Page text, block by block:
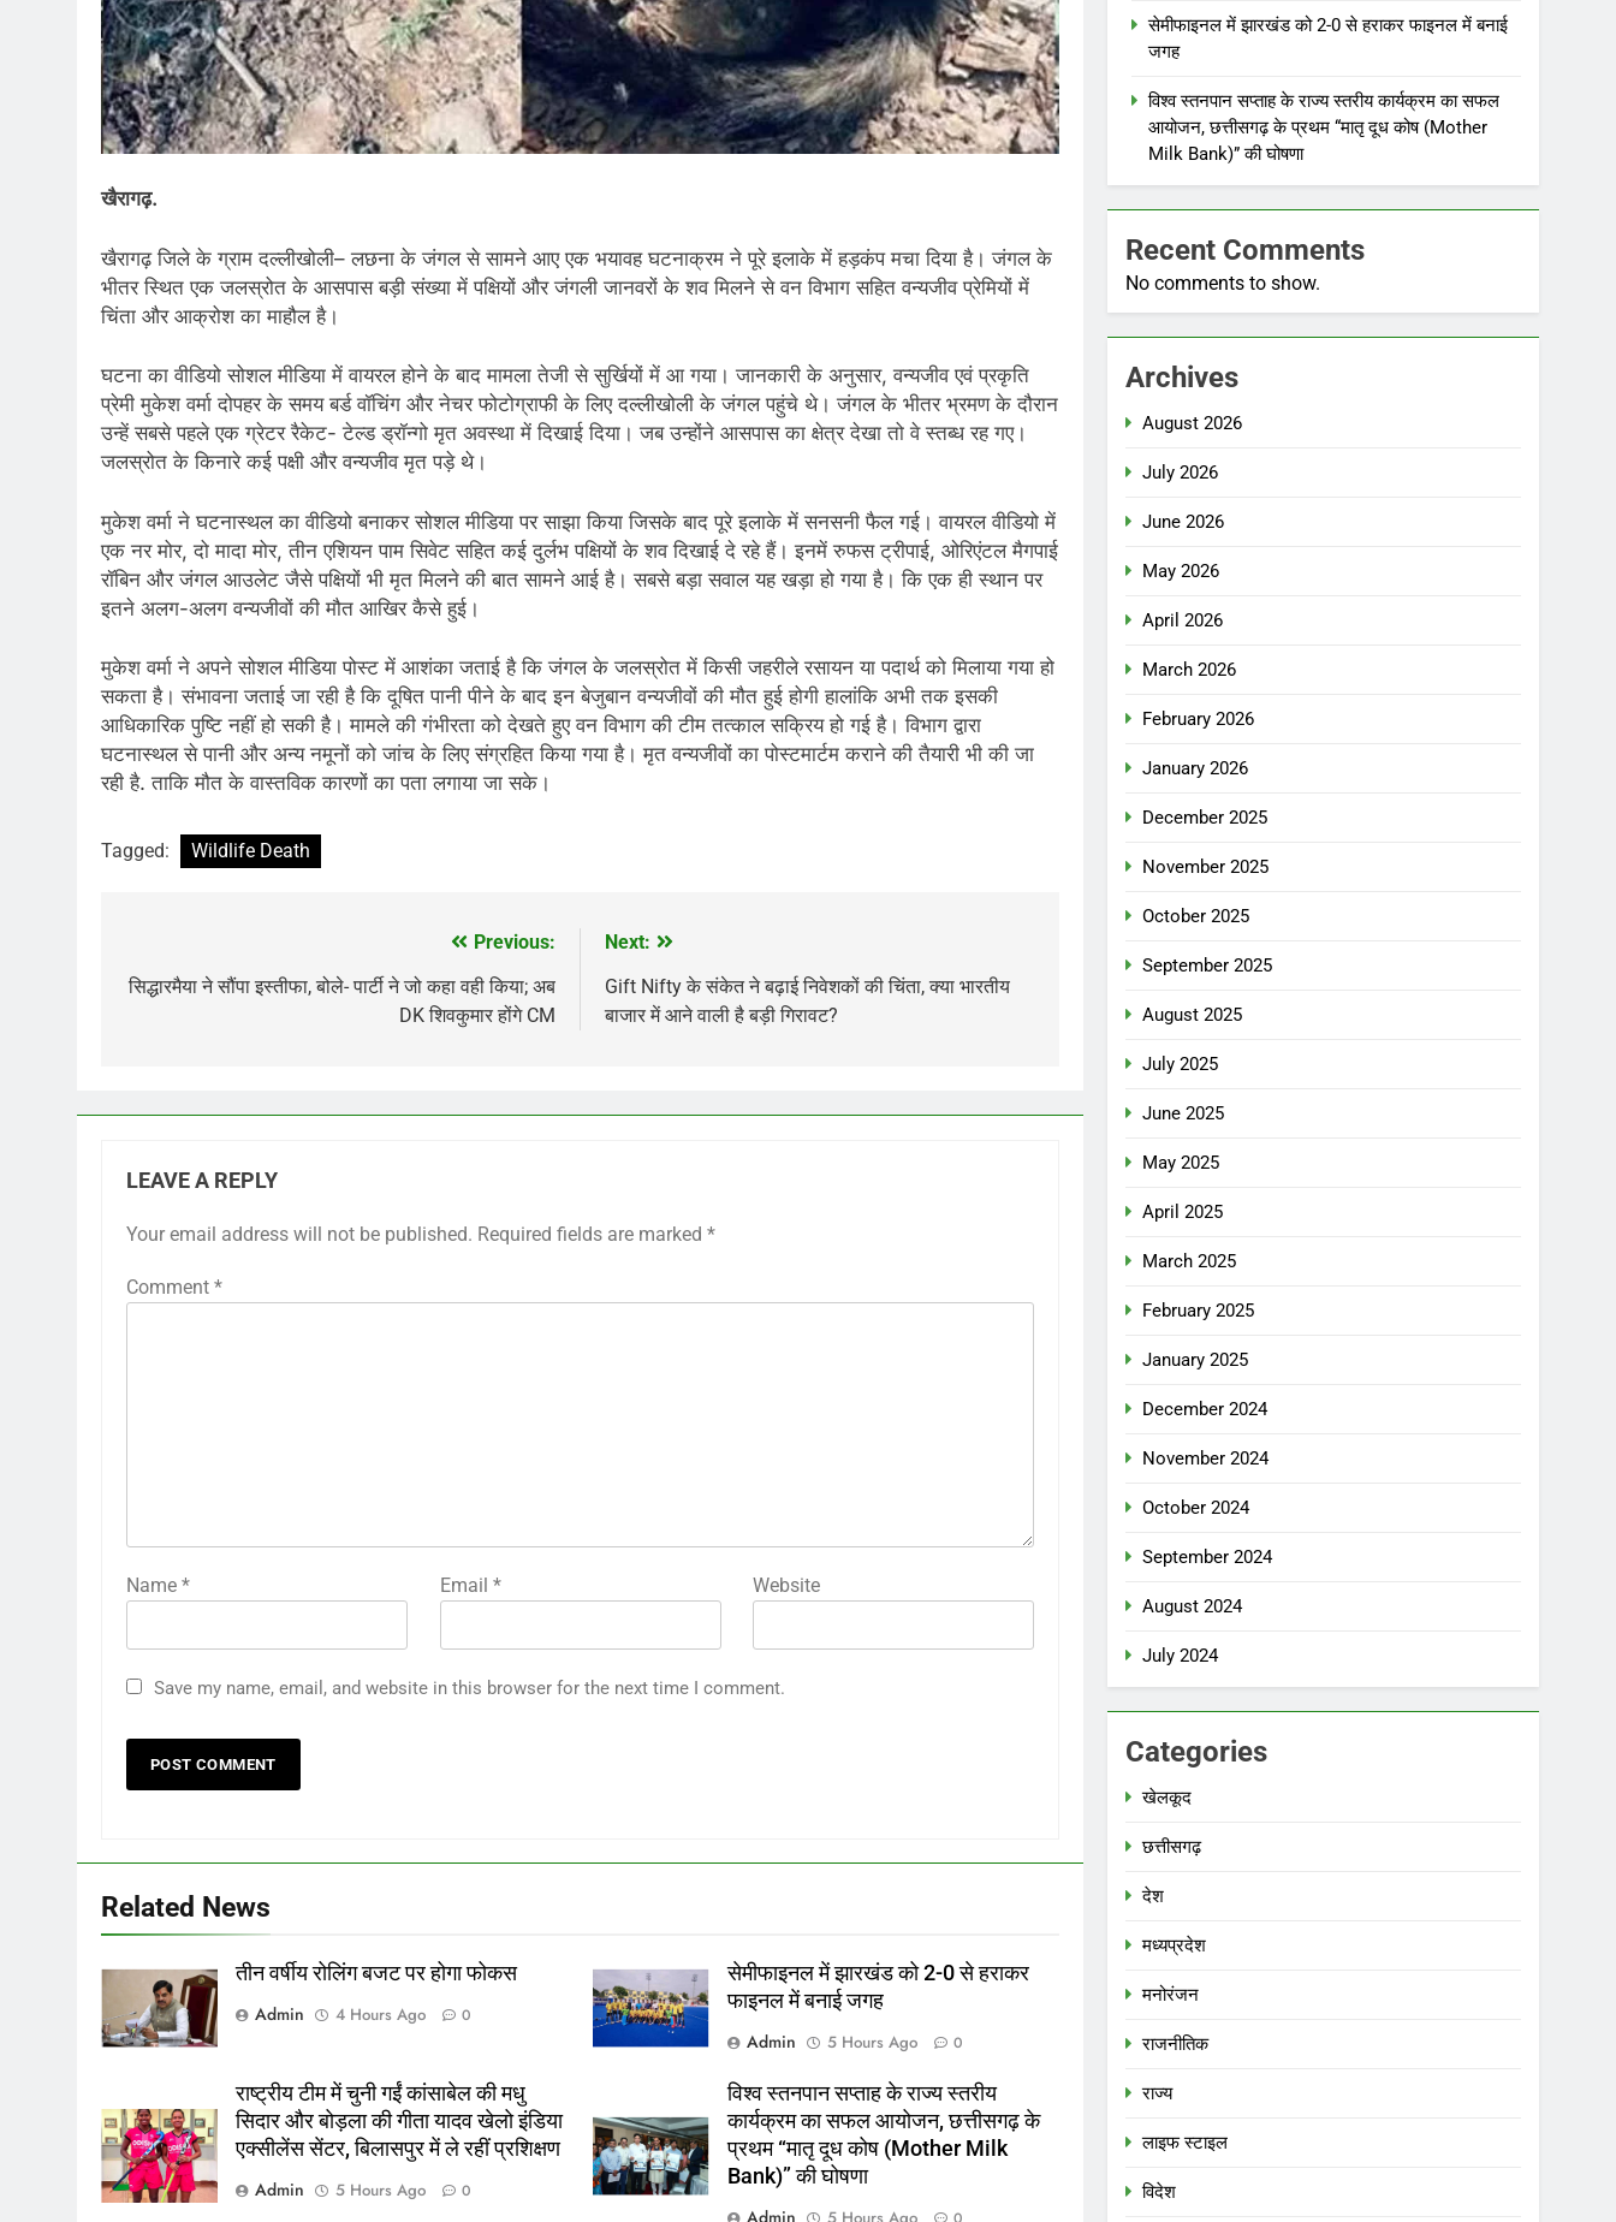
खैरागढ़.
खैरागढ़ जिले के ग्राम दल्लीखोली– लछना के जंगल से सामने आए एक भयावह घटनाक्रम ने पूरे इलाके में हड़कंप मचा दिया है। जंगल के
भीतर स्थित एक जलस्रोत के आसपास बड़ी संख्या में पक्षियों और जंगली जानवरों के शव मिलने से वन विभाग सहित वन्यजीव प्रेमियों में
चिंता और आक्रोश का माहौल है।
घटना का वीडियो सोशल मीडिया में वायरल होने के बाद मामला तेजी से सुर्खियों में आ गया। जानकारी के अनुसार, वन्यजीव एवं प्रकृति
प्रेमी मुकेश वर्मा दोपहर के समय बर्ड वॉचिंग और नेचर फोटोग्राफी के लिए दल्लीखोली के जंगल पहुंचे थे। जंगल के भीतर भ्रमण के दौरान
उन्हें सबसे पहले एक ग्रेटर रैकेट- टेल्ड ड्रॉन्गो मृत अवस्था में दिखाई दिया। जब उन्होंने आसपास का क्षेत्र देखा तो वे स्तब्ध रह गए।
जलस्रोत के किनारे कई पक्षी और वन्यजीव मृत पड़े थे।
मुकेश वर्मा ने घटनास्थल का वीडियो बनाकर सोशल मीडिया पर साझा किया जिसके बाद पूरे इलाके में सनसनी फैल गई। वायरल वीडियो में
एक नर मोर, दो मादा मोर, तीन एशियन पाम सिवेट सहित कई दुर्लभ पक्षियों के शव दिखाई दे रहे हैं। इनमें रुफस ट्रीपाई, ओरिएंटल मैगपाई
रॉबिन और जंगल आउलेट जैसे पक्षियों भी मृत मिलने की बात सामने आई है। सबसे बड़ा सवाल यह खड़ा हो गया है। कि एक ही स्थान पर
इतने अलग-अलग वन्यजीवों की मौत आखिर कैसे हुई।
मुकेश वर्मा ने अपने सोशल मीडिया पोस्ट में आशंका जताई है कि जंगल के जलस्रोत में किसी जहरीले रसायन या पदार्थ को मिलाया गया हो
सकता है। संभावना जताई जा रही है कि दूषित पानी पीने के बाद इन बेजुबान वन्यजीवों की मौत हुई होगी हालांकि अभी तक इसकी
आधिकारिक पुष्टि नहीं हो सकी है। मामले की गंभीरता को देखते हुए वन विभाग की टीम तत्काल सक्रिय हो गई है। विभाग द्वारा
घटनास्थल से पानी और अन्य नमूनों को जांच के लिए संग्रहित किया गया है। मृत वन्यजीवों का पोस्टमार्टम कराने की तैयारी भी की जा
रही है. ताकि मौत के वास्तविक कारणों का पता लगाया जा सके।
Tagged: Wildlife Death
navigation
Previous:
सिद्धारमैया ने सौंपा इस्तीफा, बोले- पार्टी ने जो कहा वही किया; अब
DK शिवकुमार होंगे CM
Next:
Gift Nifty के संकेत ने बढ़ाई निवेशकों की चिंता, क्या भारतीय
बाजार में आने वाली है बड़ी गिरावट?
LEAVE A REPLY
Your email address will not be published. Required fields are marked *
Comment *
Name * Email * Website
Save my name, email, and website in this browser for the next time I comment.
Related News
तीन वर्षीय रोलिंग बजट पर होगा फोकस
Admin
4 Hours Ago 0
सेमीफाइनल में झारखंड को 2-0 से हराकर
फाइनल में बनाई जगह
Admin
5 Hours Ago 0
राष्ट्रीय टीम में चुनी गईं कांसाबेल की मधु
सिदार और बोड़ला की गीता यादव खेलो इंडिया
एक्सीलेंस सेंटर, बिलासपुर में ले रहीं प्रशिक्षण
Admin
5 Hours Ago 0
विश्व स्तनपान सप्ताह के राज्य स्तरीय
कार्यक्रम का सफल आयोजन, छत्तीसगढ़ के
प्रथम “मातृ दूध कोष (Mother Milk
Bank)” की घोषणा
Admin
सेमीफाइनल में झारखंड को 2-0 से हराकर फाइनल में बनाई
जगह
विश्व स्तनपान सप्ताह के राज्य स्तरीय कार्यक्रम का सफल
आयोजन, छत्तीसगढ़ के प्रथम “मातृ दूध कोष (Mother
Milk Bank)” की घोषणा
Recent Comments
No comments to show.
Archives
August 2026
July 2026
June 2026
May 2026
April 2026
March 2026
February 2026
January 2026
December 2025
November 2025
October 2025
September 2025
August 2025
July 2025
June 2025
May 2025
April 2025
March 2025
February 2025
January 2025
December 2024
November 2024
October 2024
September 2024
August 2024
July 2024
Categories
खेलकूद
छत्तीसगढ़
देश
मध्‍यप्रदेश
मनोरंजन
राजनीतिक
राज्य
लाइफ स्टाइल
विदेश